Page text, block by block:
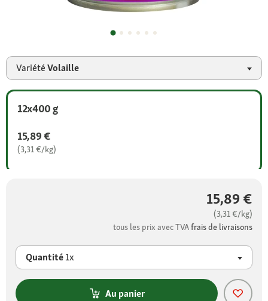
VariétéVolaille
12x400 g
15,89 €
(3,31 €/kg)
15,89 €
(3,31 €/kg)
tous les prix avec TVAfrais de livraisons
Quantité1x
Au panier